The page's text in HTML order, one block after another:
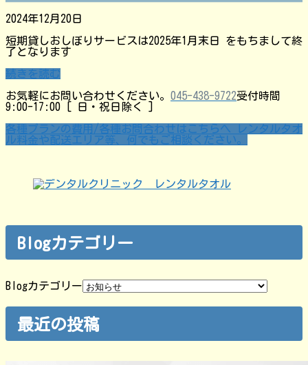
2024年12月20日
短期貸しおしぼりサービスは2025年1月末日 をもちまして終
了となります
続きを読む
お気軽にお問い合わせください。 045-438-9722受付時間
9:00-17:00 [ 日・祝日除く ]
各種プランの費用/各種お問合わせはこちらへ
レンタルタオ
ル料金や配送エリア等、何でもご相談ください。
Blogカテゴリー
Blogカテゴリー
最近の投稿